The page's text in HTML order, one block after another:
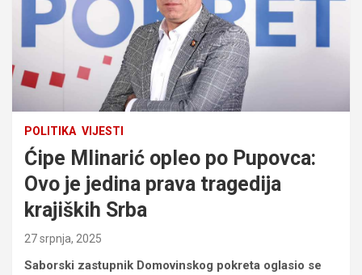
POLITIKA VIJESTI
Ćipe Mlinarić opleo po Pupovca:
Ovo je jedina prava tragedija
krajiških Srba
27 srpnja, 2025
Saborski zastupnik Domovinskog pokreta oglasio se